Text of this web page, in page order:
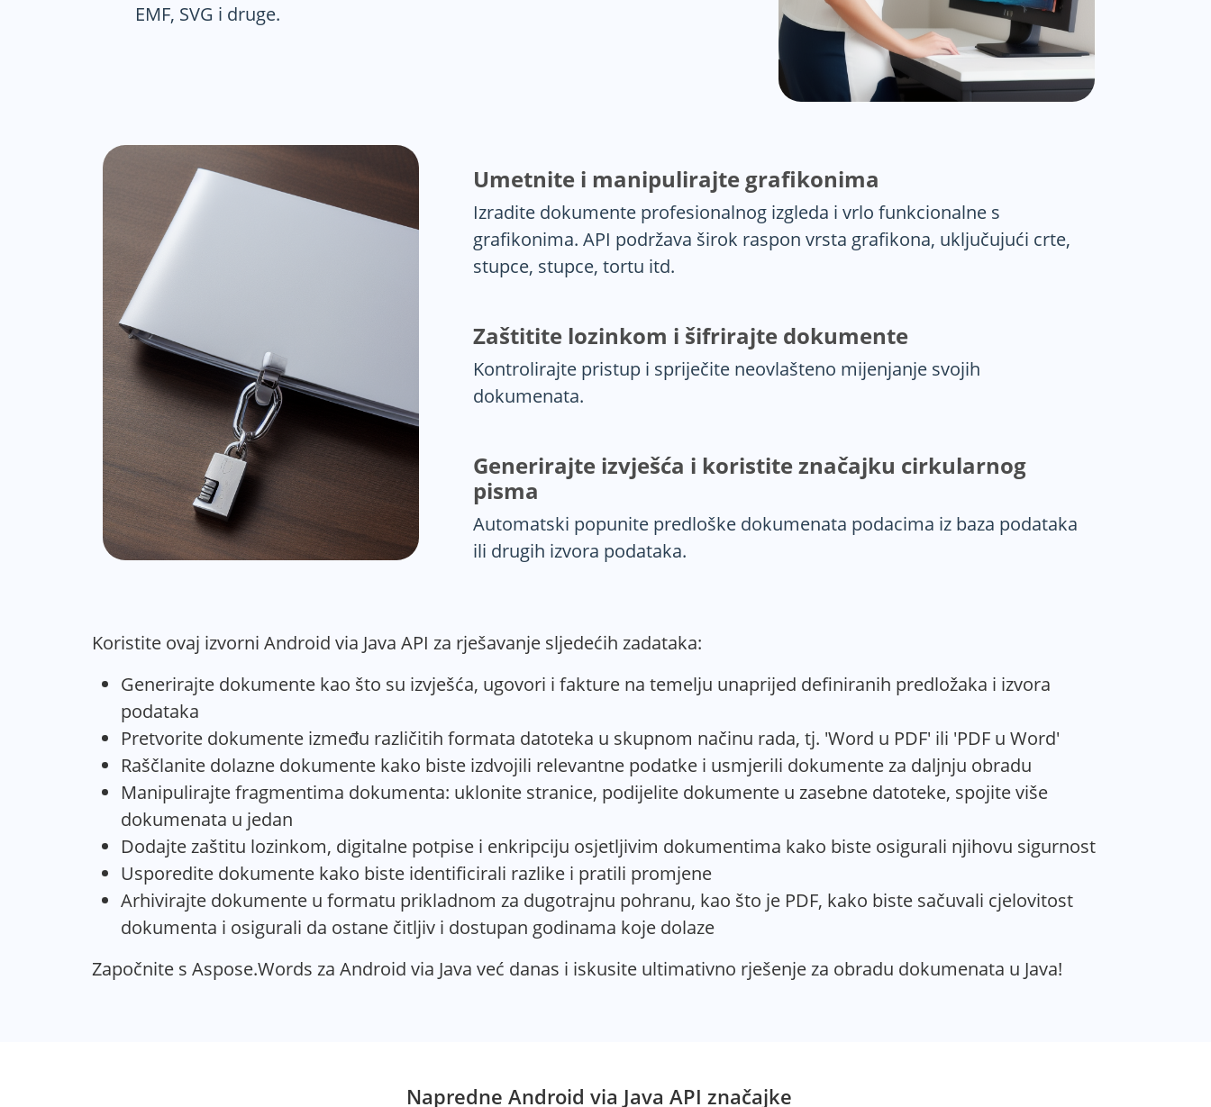
EMF, SVG i druge.
Umetnite i manipulirajte grafikonima
Izradite dokumente profesionalnog izgleda i vrlo funkcionalne s
grafikonima. API podržava širok raspon vrsta grafikona, uključujući crte,
stupce, stupce, tortu itd.
Zaštitite lozinkom i šifrirajte dokumente
Kontrolirajte pristup i spriječite neovlašteno mijenjanje svojih
dokumenata.
Generirajte izvješća i koristite značajku cirkularnog
pisma
Automatski popunite predloške dokumenata podacima iz baza podataka
ili drugih izvora podataka.
Koristite ovaj izvorni Android via Java API za rješavanje sljedećih zadataka:
Generirajte dokumente kao što su izvješća, ugovori i fakture na temelju unaprijed definiranih predložaka i izvora
podataka
Pretvorite dokumente između različitih formata datoteka u skupnom načinu rada, tj. 'Word u PDF' ili 'PDF u Word'
Raščlanite dolazne dokumente kako biste izdvojili relevantne podatke i usmjerili dokumente za daljnju obradu
Manipulirajte fragmentima dokumenta: uklonite stranice, podijelite dokumente u zasebne datoteke, spojite više
dokumenata u jedan
Dodajte zaštitu lozinkom, digitalne potpise i enkripciju osjetljivim dokumentima kako biste osigurali njihovu sigurnost
Usporedite dokumente kako biste identificirali razlike i pratili promjene
Arhivirajte dokumente u formatu prikladnom za dugotrajnu pohranu, kao što je PDF, kako biste sačuvali cjelovitost
dokumenta i osigurali da ostane čitljiv i dostupan godinama koje dolaze
Započnite s Aspose.Words za Android via Java već danas i iskusite ultimativno rješenje za obradu dokumenata u Java!
Napredne Android via Java API značajke